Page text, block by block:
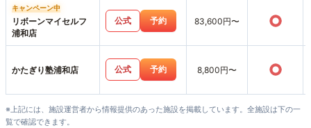
キャンペーン中
リボーンマイセルフ
浦和店
公式 予約 83,600円〜 ○
かたぎり塾浦和店 公式 予約 8,800円〜 ○
※上記には、施設運営者から情報提供のあった施設を掲載しています。全施設は下の一
覧で確認できます。